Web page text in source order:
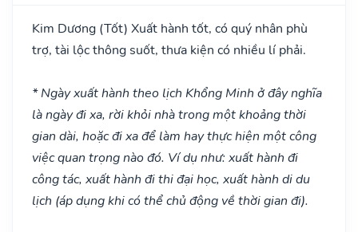
Kim Dương (Tốt) Xuất hành tốt, có quý nhân phù
trợ, tài lộc thông suốt, thưa kiện có nhiều lí phải.
* Ngày xuất hành theo lịch Khổng Minh ở đây nghĩa
là ngày đi xa, rời khỏi nhà trong một khoảng thời
gian dài, hoặc đi xa để làm hay thực hiện một công
việc quan trọng nào đó. Ví dụ như: xuất hành đi
công tác, xuất hành đi thi đại học, xuất hành di du
lịch (áp dụng khi có thể chủ động về thời gian đi).